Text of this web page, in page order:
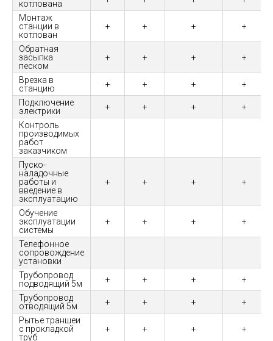
котлована
Монтаж
станции в
котлован
+ + + +
Обратная
засыпка
песком
+ + + +
Врезка в
станцию
+ + +
+
Подключение
электрики
+ + +
+
Контроль
производимых
работ
заказчиком
Пуско-
наладочные
работы и
введение в
эксплуатацию
+ + + +
Обучение
эксплуатации
системы
+ + + +
Телефонное
сопровождение
установки
Трубопровод
подводящий 5м
+ + +
+
Трубопровод
отводящий 5м
+ + +
+
Рытье траншеи
с прокладкой
труб
+ + + +